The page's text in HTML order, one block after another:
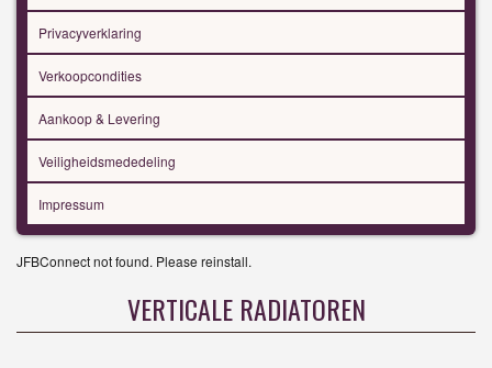
Privacyverklaring
Verkoopcondities
Aankoop & Levering
Veiligheidsmededeling
Impressum
JFBConnect not found. Please reinstall.
VERTICALE RADIATOREN